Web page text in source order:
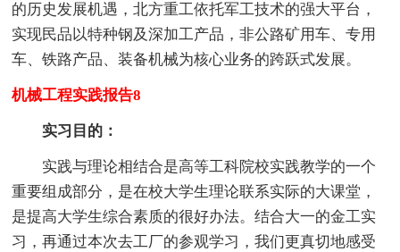
的历史发展机遇，北方重工依托军工技术的强大平台，
实现民品以特种钢及深加工产品，非公路矿用车、专用
车、铁路产品、装备机械为核心业务的跨跃式发展。
机械工程实践报告8
实习目的：
实践与理论相结合是高等工科院校实践教学的一个
重要组成部分，是在校大学生理论联系实际的大课堂，
是提高大学生综合素质的很好办法。结合大一的金工实
习，再通过本次去工厂的参观学习，我们更真切地感受